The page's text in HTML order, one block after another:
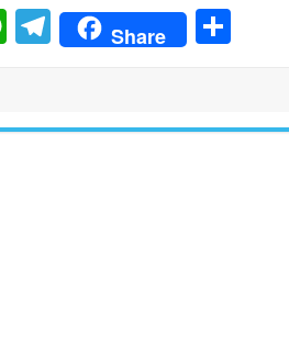
W
A
Te
a
Share